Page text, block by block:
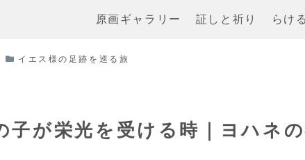
原画ギャラリー 証しと祈り らけ
イエス様の足跡を巡る旅
が栄光を受ける時｜ヨハネ